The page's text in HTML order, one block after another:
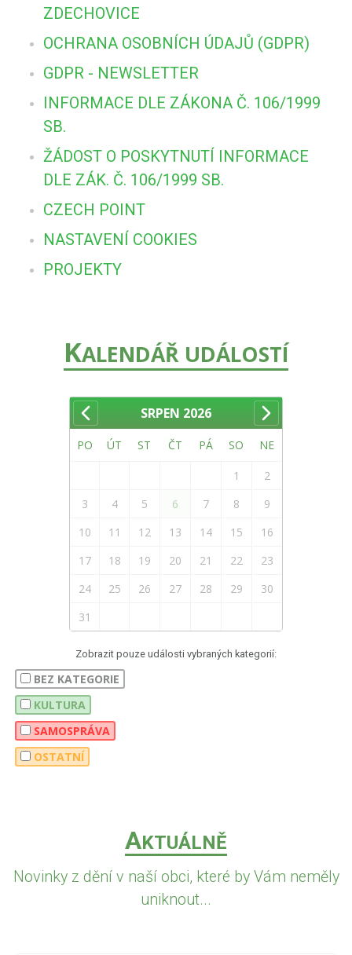
ZDECHOVICE
OCHRANA OSOBNÍCH ÚDAJŮ (GDPR)
GDPR - NEWSLETTER
INFORMACE DLE ZÁKONA Č. 106/1999
SB.
ŽÁDOST O POSKYTNUTÍ INFORMACE
DLE ZÁK. Č. 106/1999 SB.
CZECH POINT
NASTAVENÍ COOKIES
PROJEKTY
KALENDÁŘ UDÁLOSTÍ
SRPEN 2026
PO ÚT ST ČT PÁ SO NE
1
2
3
4 5 6 7 8
9
10
11 12 13 14 15
16
17
18 19 20 21 22
23
24
25 26 27 28 29
30
31
Zobrazit pouze události vybraných kategorií:
BEZ KATEGORIE
KULTURA
SAMOSPRÁVA
OSTATNÍ
AKTUÁLNĚ
Novinky z dění v naší obci, které by Vám neměly
uniknout...